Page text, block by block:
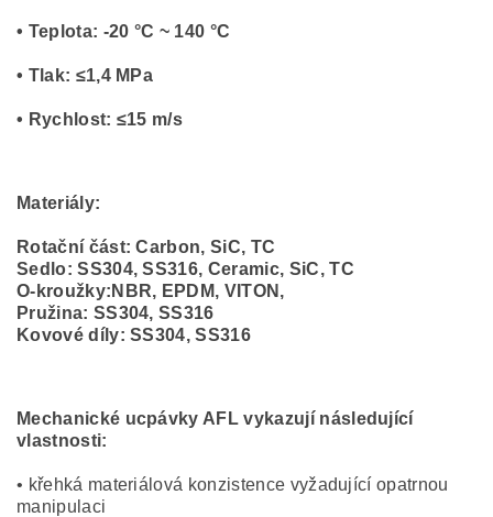
• Teplota: -20 °C ~ 140 °C
• Tlak: ≤1,4 MPa
• Rychlost: ≤15 m/s
Materiály:
Rotační část: Carbon, SiC, TC
Sedlo: SS304, SS316, Ceramic, SiC, TC
O-kroužky:NBR, EPDM, VITON,
Pružina: SS304, SS316
Kovové díly: SS304, SS316
Mechanické ucpávky AFL vykazují následující
vlastnosti:
• křehká materiálová konzistence vyžadující opatrnou
manipulaci